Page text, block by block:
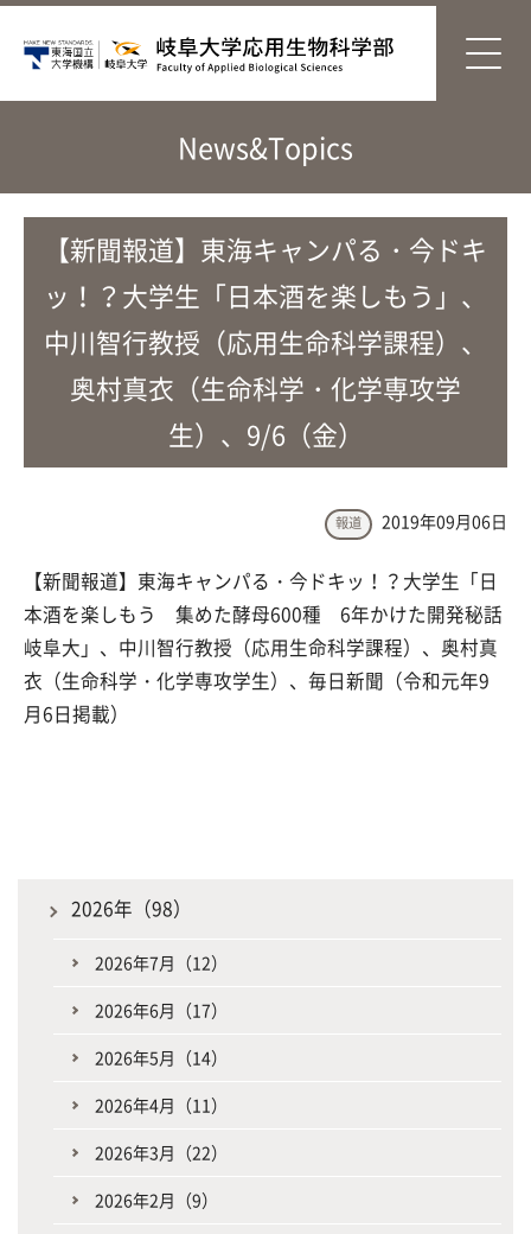
News&Topics
【新聞報道】東海キャンパる・今ドキ
ッ！？大学生「日本酒を楽しもう」、
中川智行教授（応用生命科学課程）、
奥村真衣（生命科学・化学専攻学
生）、9/6（金）
報道 2019年09月06日
【新聞報道】東海キャンパる・今ドキッ！？大学生「日
本酒を楽しもう 集めた酵母600種 6年かけた開発秘話
岐阜大」、中川智行教授（応用生命科学課程）、奥村真
衣（生命科学・化学専攻学生）、毎日新聞（令和元年9
月6日掲載）
2026年（98）
2026年7月（12）
2026年6月（17）
2026年5月（14）
2026年4月（11）
2026年3月（22）
2026年2月（9）